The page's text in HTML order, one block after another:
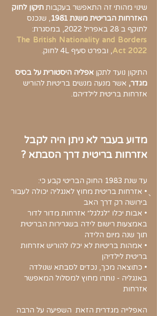
שינוי מהותי זה התאפשר בעקבות תיקון לחוק
האזרחות הבריטית משנת 1981ֿ
, שנכנס
לתוקף ב 28 באפריל 2022, במסגרת:
The British Nationality and Borders
Act 2022, ובפרט סעיף 4L לחוק.
התיקון נועד לתקן אפליה היסטורית על בסיס
מגדר, אשר מנעה מנשים בריטיות להוריש
אזרחות בריטית לילדיהם.
מדוע בעבר לא ניתן היה לקבל
אזרחות בריטית דרך הסבתא ?
עד שנת 1983 החוק הבריטי קבע כי:
ֻֻֻ• אזרחות בריטית מחוץ לאנגליה יכולה לעבור
בירושה רק דרך האב
• אבות יכלו ״לגלגל״ אזרחות מדור לדור
באמצעות רישום לידה בשגרירות הבריטית
תוך שנה מיום הלידה
• אמהות בריטיות לא יכלו להוריש אזרחות
בריטית לילדיהן
• כתוצאה מכך, נכדים לסבתא שנולדה
באנגליה - נותרו מחוץ למסלול המאפשר
אזרחות
האפלייה מגדרית הזאת השפיעה על הרבה